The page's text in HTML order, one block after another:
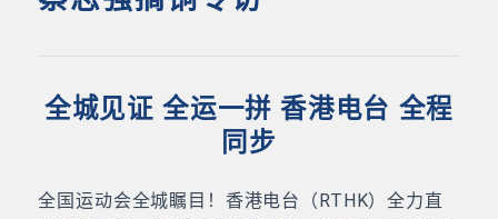
全城见证 全运一拼 香港电台 全程
同步
全国运动会全城瞩目！香港电台（RTHK）全力直